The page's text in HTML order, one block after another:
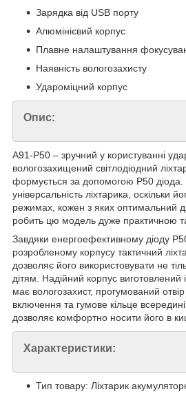
Зарядка від USB порту
Алюмінієвий корпус
Плавне налаштування
Наявність вологозахисту
Удароміцний корпус
Опис:
A91-P50 – зручний у користуванні
вологозахищений світлодіодний
формується за допомогою P50
універсальність ліхтарика, оскільки
режимах, кожен з яких оптимальний
робить цю модель дуже практичною
Завдяки енергоефективному діоду
розробленому корпусу тактичний
дозволяє його використовувати не
дітям. Надійний корпус
має вологозахист, прогумований
включення та гумове кільце
дозволяє комфортно носити його в
Характеристики:
Тип товару: Ліхтарик